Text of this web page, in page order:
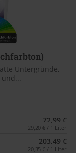
Untergründe,
72,99 €
29,20 € / 1 Liter
203,49 €
20,35 € / 1 Liter